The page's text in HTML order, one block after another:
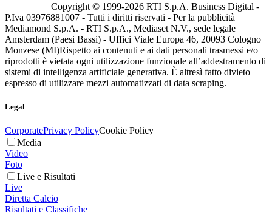
Copyright © 1999-2026 RTI S.p.A. Business Digital -
P.Iva 03976881007 - Tutti i diritti riservati - Per la pubblicità
Mediamond S.p.A. - RTI S.p.A., Mediaset N.V., sede legale
Amsterdam (Paesi Bassi) - Uffici Viale Europa 46, 20093 Cologno
Monzese (MI)Rispetto ai contenuti e ai dati personali trasmessi e/o
riprodotti è vietata ogni utilizzazione funzionale all’addestramento di
sistemi di intelligenza artificiale generativa. È altresì fatto divieto
espresso di utilizzare mezzi automatizzati di data scraping.
Legal
CorporatePrivacy PolicyCookie Policy
Media
Video
Foto
Live e Risultati
Live
Diretta Calcio
Risultati e Classifiche